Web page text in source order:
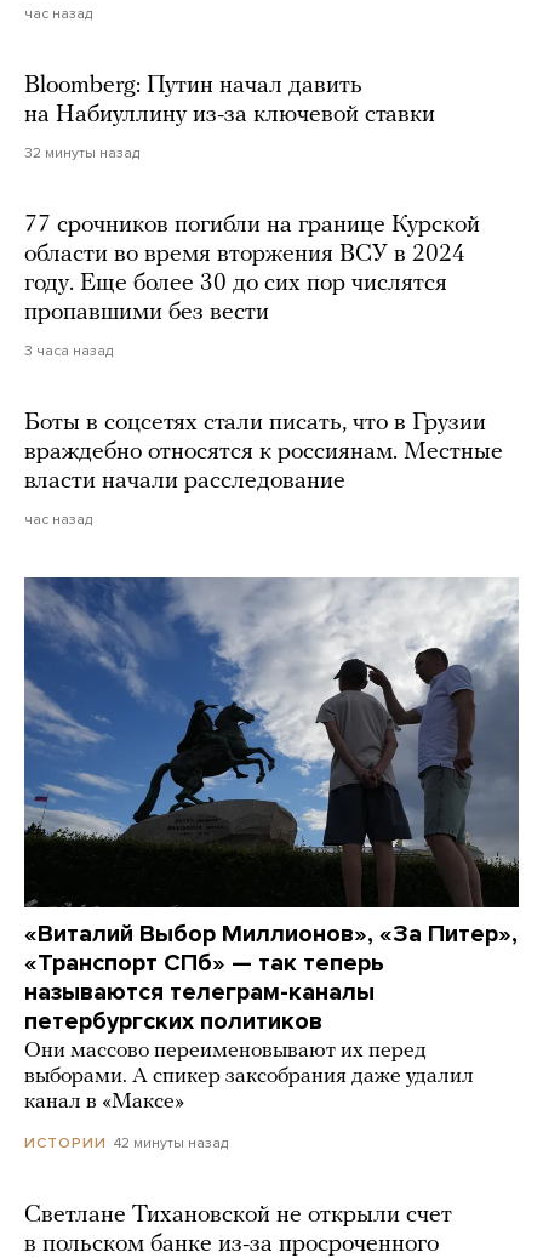
час назад
Bloomberg: Путин начал давить
на Набиуллину из-за ключевой ставки
32 минуты назад
77 срочников погибли на границе Курской
области во время вторжения ВСУ в 2024
году. Еще более 30 до сих пор числятся
пропавшими без вести
3 часа назад
Боты в соцсетях стали писать, что в Грузии
враждебно относятся к россиянам. Местные
власти начали расследование
час назад
«Виталий Выбор Миллионов», «За Питер»,
«Транспорт СПб» — так теперь
называются телеграм-каналы
петербургских политиков
Они массово переименовывают их перед
выборами. А спикер заксобрания даже удалил
канал в «Максе»
ИСТОРИИ 42 минуты назад
Светлане Тихановской не открыли счет
в польском банке из-за просроченного